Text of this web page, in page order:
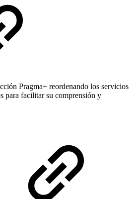
Pragma+ reordenando los servicios
para facilitar su comprensión y